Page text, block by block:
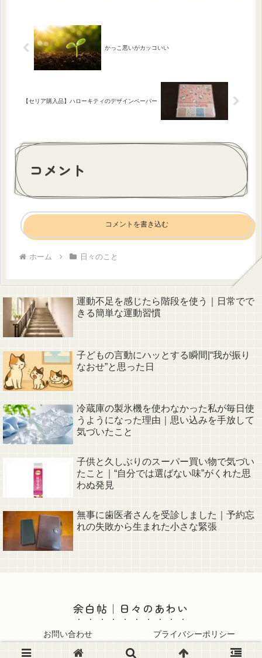
かっこ悪いがカッコいい
【セリア購入品】ハローキティのデザインペーパー
コメント
コメントを書き込む
ホーム 日々のこと
運動不足を感じたら階段を使う｜日常でで
きる簡単な運動習慣
子どもの言動にハッとする瞬間|“我が振り
なおせ”と思った日
冷蔵庫の製氷機を使わなかった私が毎日使
うようになった理由｜思い込みを手放して
気づいたこと
子供と久しぶりのスーパー買い物で気づい
たこと｜“自分では選ばない味”がくれた思
わぬ発見
無事に歯医者さんを受診しました｜予約忘
れの失敗から生まれた小さな緊張
余白帖｜日々のあわい
お問い合わせ プライバシーポリシー
© 2025 余白帖｜日々のあわい.